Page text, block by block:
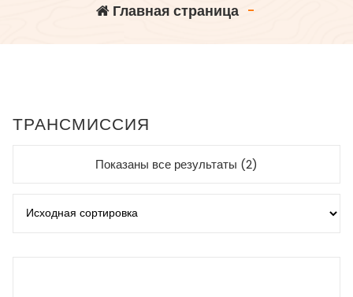
Главная страница-
ТРАНСМИССИЯ
Показаны все результаты (2)